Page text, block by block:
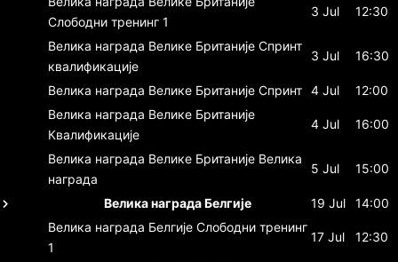
Слободни тренинг 1
3 Jul 12:30
Велика награда Велике Британије Спринт
квалификације
3 Jul 16:30
Велика награда Велике Британије Спринт 4 Jul
12:00
Велика награда Велике Британије
Квалификације
4 Jul 16:00
Велика награда Велике Британије Велика
награда
5 Jul 15:00
Велика награда Белгије 19 Jul
14:00
Велика награда Белгије Слободни тренинг
1
17 Jul 12:30